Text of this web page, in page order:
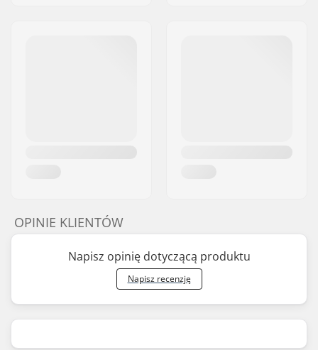
OPINIE KLIENTÓW
Napisz opinię dotyczącą produktu
Napisz recenzję